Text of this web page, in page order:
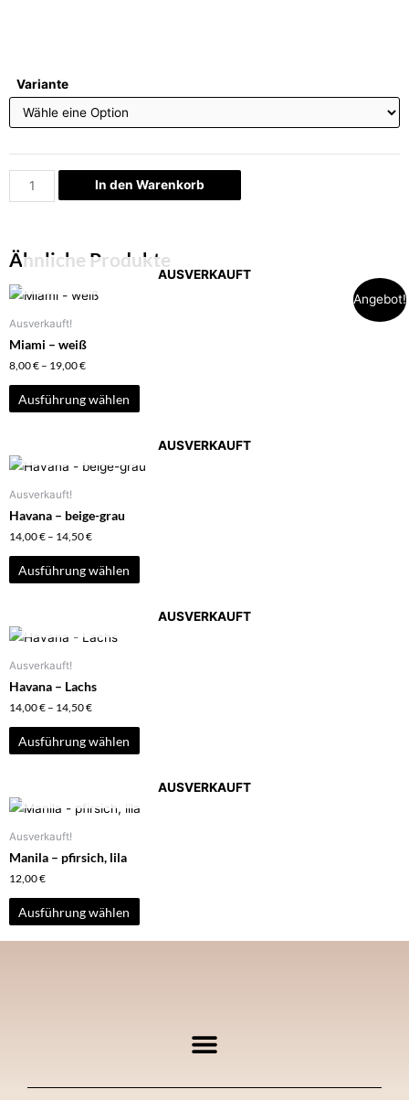
Variante
In den Warenkorb
Ähnliche Produkte
Angebot!
AUSVERKAUFT
Ausverkauft!
Miami – weiß
8,00€ – 19,00€
Ausführung wählen
AUSVERKAUFT
Ausverkauft!
Havana – beige-grau
14,00€ – 14,50€
Ausführung wählen
AUSVERKAUFT
Ausverkauft!
Havana – Lachs
14,00€ – 14,50€
Ausführung wählen
AUSVERKAUFT
Ausverkauft!
Manila – pfirsich, lila
12,00€
Ausführung wählen